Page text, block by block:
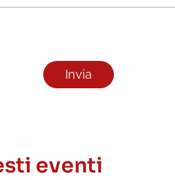
eventi